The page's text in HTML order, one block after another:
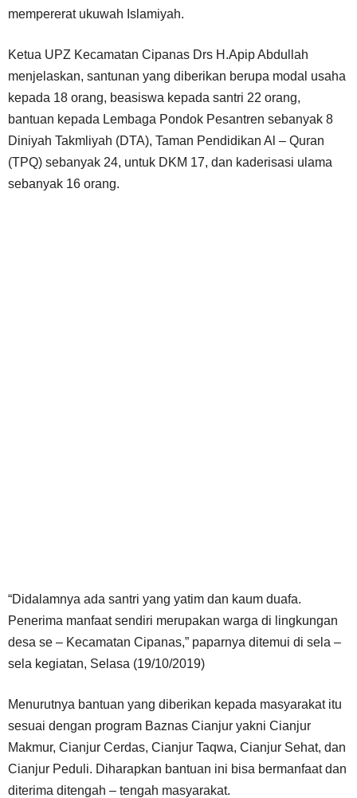
mempererat ukuwah Islamiyah.
Ketua UPZ Kecamatan Cipanas Drs H.Apip Abdullah
menjelaskan, santunan yang diberikan berupa modal usaha
kepada 18 orang, beasiswa kepada santri 22 orang,
bantuan kepada Lembaga Pondok Pesantren sebanyak 8
Diniyah Takmliyah (DTA), Taman Pendidikan Al – Quran
(TPQ) sebanyak 24, untuk DKM 17, dan kaderisasi ulama
sebanyak 16 orang.
“Didalamnya ada santri yang yatim dan kaum duafa.
Penerima manfaat sendiri merupakan warga di lingkungan
desa se – Kecamatan Cipanas,” paparnya ditemui di sela –
sela kegiatan, Selasa (19/10/2019)
Menurutnya bantuan yang diberikan kepada masyarakat itu
sesuai dengan program Baznas Cianjur yakni Cianjur
Makmur, Cianjur Cerdas, Cianjur Taqwa, Cianjur Sehat, dan
Cianjur Peduli. Diharapkan bantuan ini bisa bermanfaat dan
diterima ditengah – tengah masyarakat.